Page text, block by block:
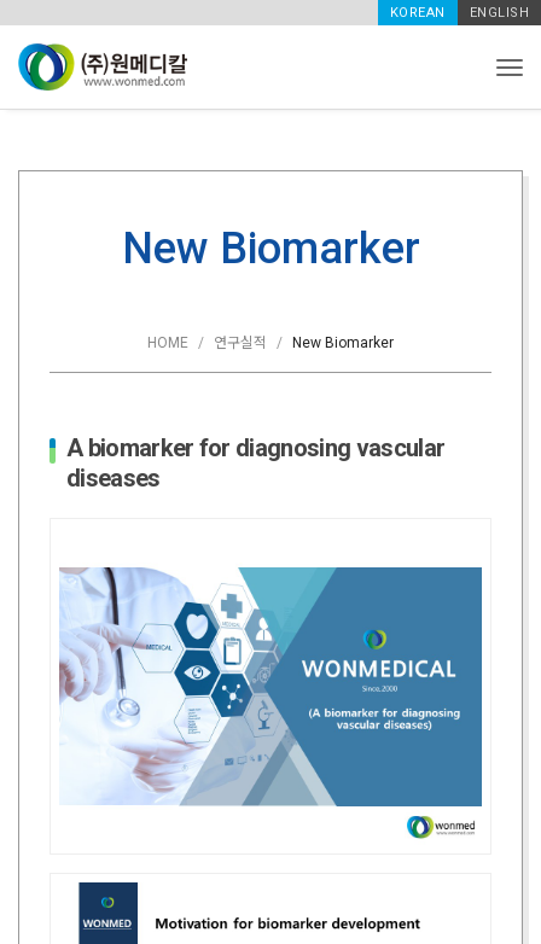
KOREAN ENGLISH
New Biomarker
HOME 연구실적 New Biomarker
A biomarker for diagnosing vascular
diseases